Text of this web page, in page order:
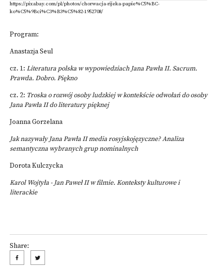
https://pixabay.com/pl/photos/chorwacja-rijeka-papie%C5%BC-
ko%C5%9Bci%C3%B3%C5%82-1952708/
Program:
Anastazja Seul
cz. 1: Literatura polska w wypowiedziach Jana Pawła II. Sacrum.
Prawda. Dobro. Piękno
cz. 2: Troska o rozwój osoby ludzkiej w kontekście odwołań do osoby
Jana Pawła II do literatury pięknej
Joanna Gorzelana
Jak nazywały Jana Pawła II media rosyjskojęzyczne? Analiza
semantyczna wybranych grup nominalnych
Dorota Kulczycka
Karol Wojtyła - Jan Paweł II w filmie. Konteksty kulturowe i
literackie
Share: